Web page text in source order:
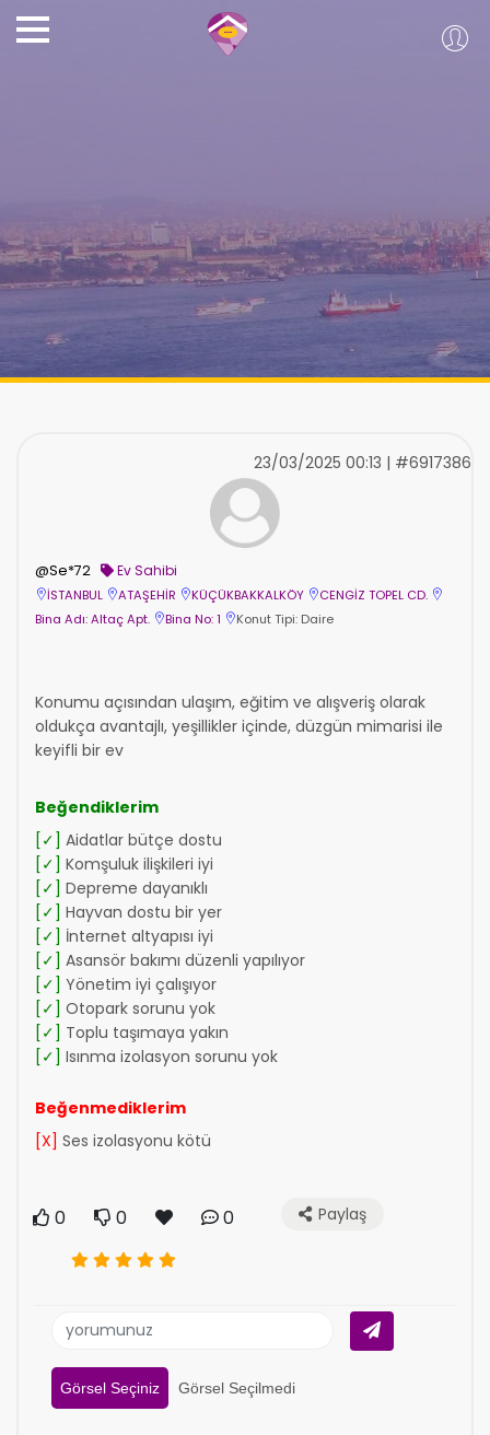
@Se*72 Ev Sahibi
İSTANBUL ATAŞEHİR KÜÇÜKBAKKALKÖY
CENGİZ TOPEL CD.
Bina Adı: Altaç Apt.
Bina No: 1 Konut Tipi: Daire
23/03/2025 00:13 | #6917386
Konumu açısından ulaşım, eğitim ve alışveriş olarak
oldukça avantajlı, yeşillikler içinde, düzgün mimarisi ile
keyifli bir ev
Beğendiklerim
[✓] Aidatlar bütçe dostu
[✓] Komşuluk ilişkileri iyi
[✓] Depreme dayanıklı
[✓] Hayvan dostu bir yer
[✓] İnternet altyapısı iyi
[✓] Asansör bakımı düzenli yapılıyor
[✓] Yönetim iyi çalışıyor
[✓] Otopark sorunu yok
[✓] Toplu taşımaya yakın
[✓] Isınma izolasyon sorunu yok
Beğenmediklerim
[X] Ses izolasyonu kötü
0 0 0 Paylaş
Görsel Seçiniz Görsel Seçilmedi